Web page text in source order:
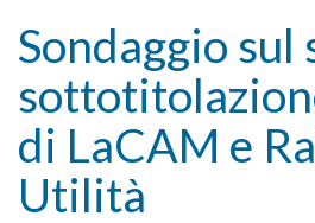
Sondaggio sul
di LaCAM e
Utilità